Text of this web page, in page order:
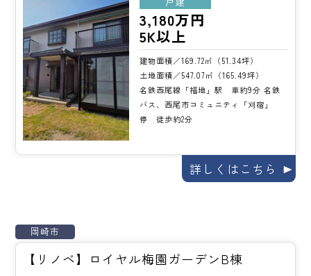
3,180万円
5K以上
建物面積／169.72㎡（51.34坪）
土地面積／547.07㎡（165.49坪）
名鉄西尾線「福地」駅 車約9分 名鉄
バス、西尾市コミュニティ「刈宿」
停 徒歩約2分
詳しくはこちら
岡崎市
【リノベ】ロイヤル梅園ガーデンB棟